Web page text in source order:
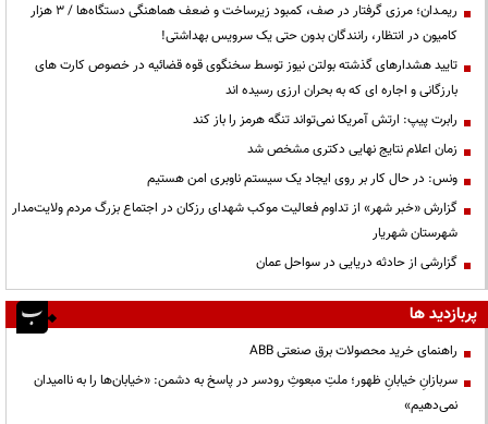
ریمـدان؛ مرزی گرفتار در صف، کمبود زیرساخت و ضعف هماهنگی دستگاه‌ها / ۳ هزار
کامیون در انتظار، رانندگان بدون حتی یک سرویس بهداشتی!
تایید هشدارهای گذشته بولتن نیوز توسط سخنگوی قوه قضائیه در خصوص کارت های
بارزگانی و اجاره ای که به بحران ارزی رسیده اند
رابرت پیپ: ارتش آمریکا نمی‌تواند تنگه هرمز را باز کند
زمان اعلام نتایج نهایی دکتری مشخص شد
ونس: در حال کار بر روی ایجاد یک سیستم ناوبری امن هستیم
گزارش «خبر شهر» از تداوم فعالیت موکب شهدای رزکان در اجتماع بزرگ مردم ولایت‌مدار
شهرستان شهریار
گزارشی از حادثه دریایی در سواحل عمان
پربازدید ها
راهنمای خرید محصولات برق صنعتی ABB
سربازانِ خیابانِ ظهور؛ ملتِ مبعوثِ رودسر در پاسخ به دشمن: «خیابان‌ها را به ناامیدان
نمی‌دهیم»